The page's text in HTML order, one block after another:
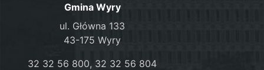
Gmina Wyry
ul. Główna 133
43-175 Wyry
32 32 56 800, 32 32 56 804